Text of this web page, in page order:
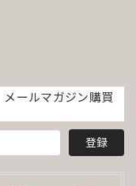
メールマガジン購買
登録
◎ 梱包もとても丁寧
たんですが全く土こ
まだまだオベサ初